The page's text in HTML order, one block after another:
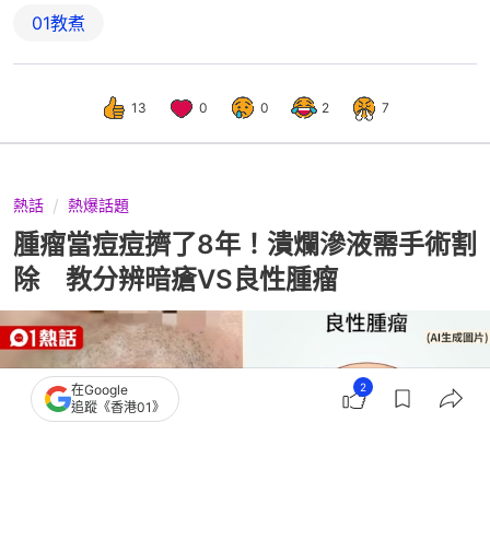
01教煮
13 0 0 2 7
熱話 熱爆話題
腫瘤當痘痘擠了8年！潰爛滲液需手術割
除 教分辨暗瘡VS良性腫瘤
在Google
追蹤《香港01》
2